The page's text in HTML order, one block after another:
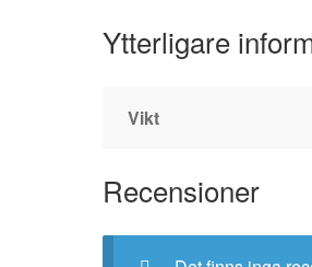
Ytterligare
Vikt
Recensioner